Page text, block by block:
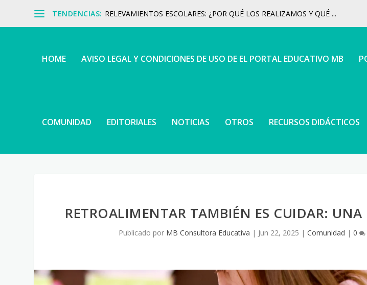
TENDENCIAS: RELEVAMIENTOS ESCOLARES: ¿POR QUÉ LOS REALIZAMOS Y QUÉ ...
HOME AVISO LEGAL Y CONDICIONES DE USO DE EL PORTAL EDUCATIVO MB
COMUNIDAD EDITORIALES NOTICIAS OTROS RECURSOS DIDÁCTICOS
RETROALIMENTAR TAMBIÉN ES CUIDAR:
Publicado por MB Consultora Educativa | Jun 22, 2025 |Comunidad |0